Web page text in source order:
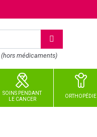
(hors médicaments)
SOINS PENDANT
LE CANCER
ORTHOPÉDIE